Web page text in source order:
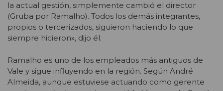
la actual gestión, simplemente cambió el director
(Gruba por Ramalho). Todos los demás integrantes,
propios o tercerizados, siguieron haciendo lo que
siempre hicieron», dijo él.
Ramalho es uno de los empleados más antiguos de
Vale y sigue influyendo en la región. Según André
Almeida, aunque estuviese actuando como gerente